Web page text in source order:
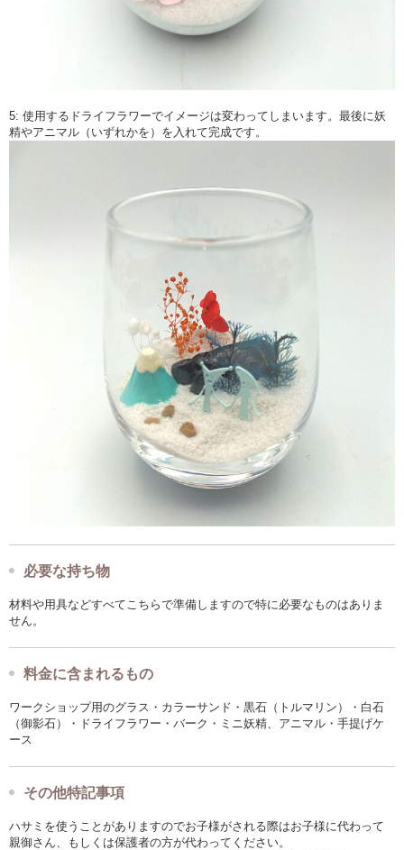
5: 使用するドライフラワーでイメージは変わってしまいます。最後に妖
精やアニマル（いずれかを）を入れて完成です。
必要な持ち物
材料や用具などすべてこちらで準備しますので特に必要なものはありま
せん。
料金に含まれるもの
ワークショップ用のグラス・カラーサンド・黒石（トルマリン）・白石
（御影石）・ドライフラワー・バーク・ミニ妖精、アニマル・手提げケ
ース
その他特記事項
ハサミを使うことがありますのでお子様がされる際はお子様に代わって
親御さん、もしくは保護者の方が代わってください。